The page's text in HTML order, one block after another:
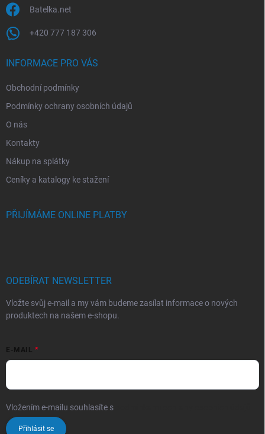
Batelka.net
+420 777 187 306
INFORMACE PRO VÁS
Obchodní podmínky
Podmínky ochrany osobních údajů
O nás
Kontakty
Nákup na splátky
Ceníky a katalogy ke stažení
PŘIJÍMÁME ONLINE PLATBY
ODEBÍRAT NEWSLETTER
Vložte svůj e-mail a my vám budeme zasílat informace o nových
produktech na našem e-shopu.
E-MAIL
Vložením e-mailu souhlasíte s
Přihlásit se